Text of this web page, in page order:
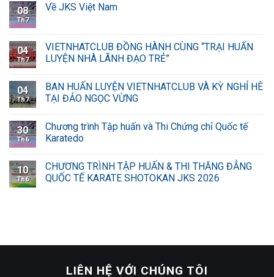
08
Th7
Về JKS Việt Nam
04
Th7
VIETNHATCLUB ĐỒNG HÀNH CÙNG “TRẠI HUẤN
LUYỆN NHÀ LÃNH ĐẠO TRẺ”
04
Th7
BAN HUẤN LUYỆN VIETNHATCLUB VÀ KỲ NGHỈ HÈ
TẠI ĐẢO NGỌC VỪNG
30
Th6
Chương trình Tập huấn và Thi Chứng chỉ Quốc tế
Karatedo
10
Th6
CHƯƠNG TRÌNH TẬP HUẤN & THI THĂNG ĐẲNG
QUỐC TẾ KARATE SHOTOKAN JKS 2026
LIÊN HỆ VỚI CHÚNG TÔI